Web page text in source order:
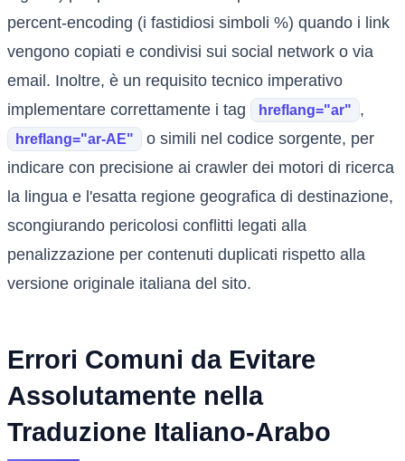
percent-encoding (i fastidiosi simboli %) quando i link
vengono copiati e condivisi sui social network o via
email. Inoltre, è un requisito tecnico imperativo
implementare correttamente i tag
hreflang="ar" ,
hreflang="ar-AE"
o simili nel codice sorgente, per
indicare con precisione ai crawler dei motori di ricerca
la lingua e l'esatta regione geografica di destinazione,
scongiurando pericolosi conflitti legati alla
penalizzazione per contenuti duplicati rispetto alla
versione originale italiana del sito.
Errori Comuni da Evitare
Assolutamente nella
Traduzione Italiano-Arabo